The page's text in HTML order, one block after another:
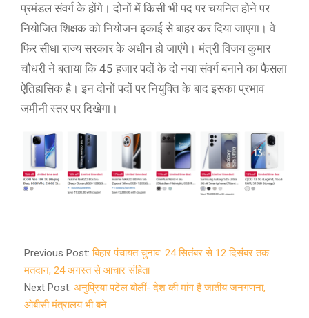
प्रमंडल संवर्ग के होंगे। दोनों में किसी भी पद पर चयनित होने पर
नियोजित शिक्षक को नियोजन इकाई से बाहर कर दिया जाएगा। वे
फिर सीधा राज्य सरकार के अधीन हो जाएंगे। मंत्री विजय कुमार
चौधरी ने बताया कि 45 हजार पदों के दो नया संवर्ग बनाने का फैसला
ऐतिहासिक है। इन दोनों पदों पर नियुक्ति के बाद इसका प्रभाव
जमीनी स्तर पर दिखेगा।
08-
18
Previous Post:बिहार पंचायत चुनाव: 24 सितंबर से 12 दिसंबर तक
मतदान, 24 अगस्त से आचार संहिता
Next Post: अनुप्रिया पटेल बोलीं- देश की मांग है जातीय जनगणना,
ओबीसी मंत्रालय भी बने